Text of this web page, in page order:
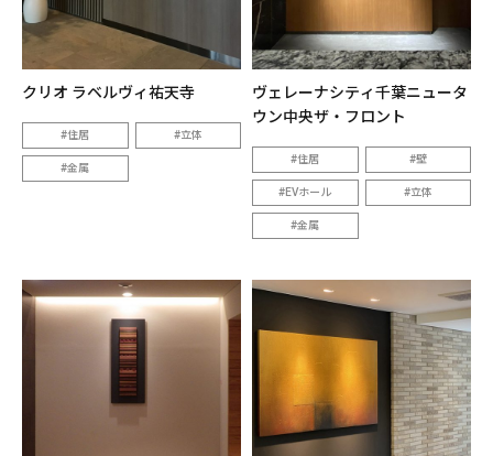
クリオ ラベルヴィ祐天寺
住居 立体
金属
ヴェレーナシティ千葉ニュータ
ウン中央ザ・フロント
住居 壁
EVホール 立体
金属